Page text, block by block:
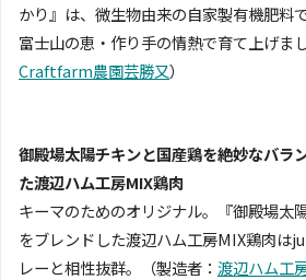
かり』は、微生物由来の自家製有機肥料
富士山の恵・作り手の情熱で育て上げま
Craftfarm農園芸勝又）
御殿場太陽チキンと国産鶏を絶妙なバラ
た渡辺ハム工房MIX鶏肉
キーマのためのオリジナル。『御殿場太
をブレンドした渡辺ハム工房MIX鶏肉は
レーと相性抜群。（製造者： 渡辺ハム工